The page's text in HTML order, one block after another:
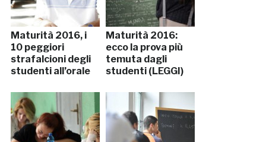
Maturità 2016, i
10 peggiori
strafalcioni degli
studenti all’orale
Maturità 2016:
ecco la prova più
temuta dagli
studenti (LEGGI)